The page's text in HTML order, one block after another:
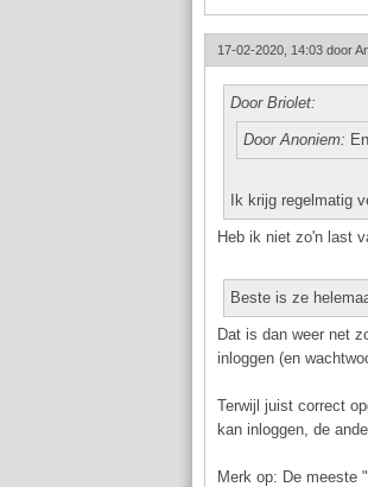
17-02-2020, 14:03 door
Door Briolet:
Door Anoniem:
Ik krijg regelmatig
Heb ik niet zo'n last
Beste is ze
Dat is dan weer net
inloggen (en
Terwijl juist correct
kan inloggen, de
Merk op: De meeste